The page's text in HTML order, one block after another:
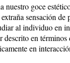
goce
sensación
al individuo en
en
en